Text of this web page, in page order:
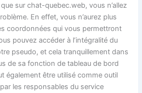
sur chat-quebec.web, vous n’allez
En effet, vous n’aurez plus
coordonnées qui vous permettront
pouvez accéder à l’intégralité du
pseudo, et cela tranquillement dans
de sa fonction de tableau de bord
également être utilisé comme outil
les responsables du service